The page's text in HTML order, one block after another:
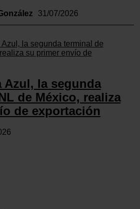
31/07/2026
Azul, la segunda
de México, realiza
de exportación